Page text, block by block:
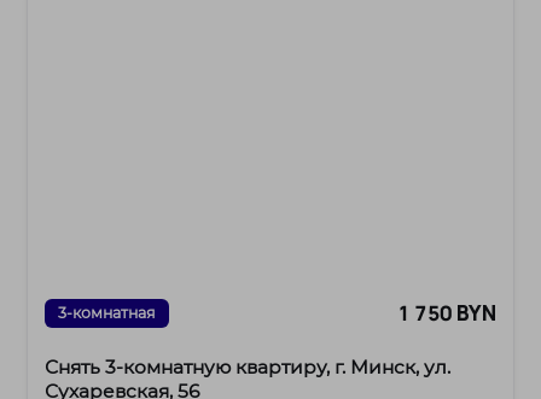
3-комнатная 1 750 BYN
Снять 3-комнатную квартиру, г. Минск, ул.
Сухаревская, 56